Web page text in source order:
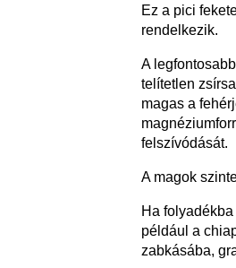
Ez a pici
rendelkezik.
A
telítetlen
magas a
felszívódását.
A magok
Ha
például a
zabkásába,